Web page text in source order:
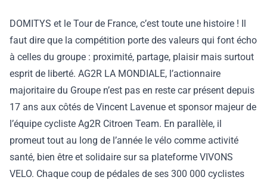
DOMITYS et le Tour de France, c’est toute une histoire ! Il
faut dire que la compétition porte des valeurs qui font écho
à celles du groupe : proximité, partage, plaisir mais surtout
esprit de liberté. AG2R LA MONDIALE, l’actionnaire
majoritaire du Groupe n’est pas en reste car présent depuis
17 ans aux côtés de Vincent Lavenue et sponsor majeur de
l’équipe cycliste Ag2R Citroen Team. En parallèle, il
promeut tout au long de l’année le vélo comme activité
santé, bien être et solidaire sur sa plateforme VIVONS
VELO. Chaque coup de pédales de ses 300 000 cyclistes